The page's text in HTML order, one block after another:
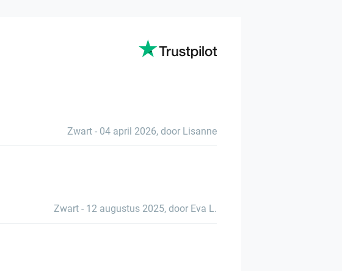
Zwart - 04 april 2026, door Lisanne
Zwart - 12 augustus 2025, door Eva L.